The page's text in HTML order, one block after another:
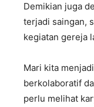
Demikian juga
terjadi saingan,
kegiatan gereja
Mari kita
berkolaboratif
perlu melihat